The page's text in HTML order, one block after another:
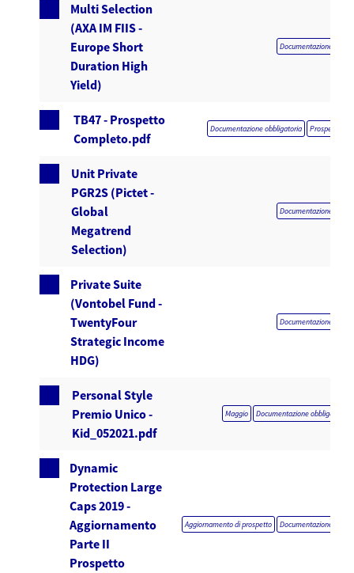
Multi Selection
(AXA IM FIIS -
Europe Short
Duration High
Yield)
Documentazione
TB47 - Prospetto
Completo.pdf
Documentazione obbligatoria Prospetto
Unit Private
PGR2S (Pictet -
Global
Megatrend
Selection)
Documentazione
Private Suite
(Vontobel Fund -
TwentyFour
Strategic Income
HDG)
Documentazione
Personal Style
Premio Unico -
Kid_052021.pdf
Maggio Documentazione obbligatoria
Dynamic
Protection Large
Caps 2019 -
Aggiornamento
Parte II
Prospetto
Aggiornamento di prospetto Documentazione